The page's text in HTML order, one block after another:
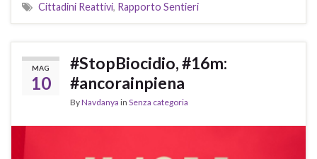
Cittadini Reattivi, Rapporto Sentieri
MAG
10
#StopBiocidio, #16m:
#ancorainpiena
ByNavdanya in Senza categoria